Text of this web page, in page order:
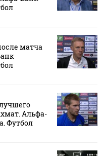
матча
Альфа-
Футбол